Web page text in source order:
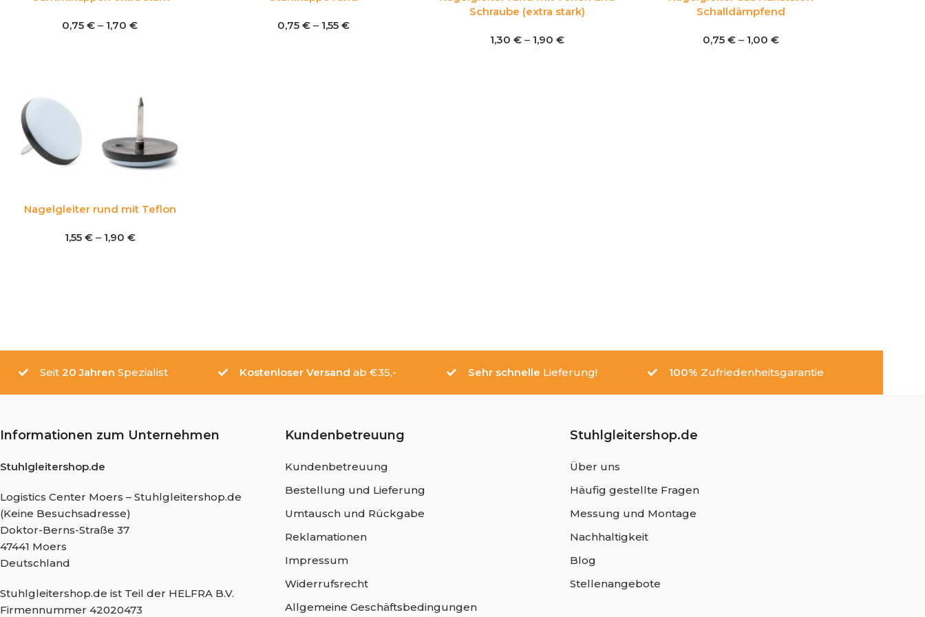
0,75€ – 1,70€ 0,75€ – 1,55€
Schraube (extra stark)
1,30€ – 1,90€
Schalldämpfend
0,75€ – 1,00€
Nagelgleiter rund mit Teflon
1,55 € – 1,90 €
Seit 20 Jahren Spezialist Kostenloser Versand ab €35,- Sehr schnelle Lieferung! 100% Zufriedenheitsgarantie
Informationen zum Unternehmen
Stuhlgleitershop.de
Logistics Center Moers – Stuhlgleitershop.de
(Keine Besuchsadresse)
Doktor-Berns-Straße 37
47441 Moers
Deutschland
Stuhlgleitershop.de ist Teil der HELFRA B.V.
Firmennummer 42020473
Kundenbetreuung
Kundenbetreuung
Bestellung und Lieferung
Umtausch und Rückgabe
Reklamationen
Impressum
Widerrufsrecht
Allgemeine Geschäftsbedingungen
Stuhlgleitershop.de
Über uns
Häufig gestellte Fragen
Messung und Montage
Nachhaltigkeit
Blog
Stellenangebote